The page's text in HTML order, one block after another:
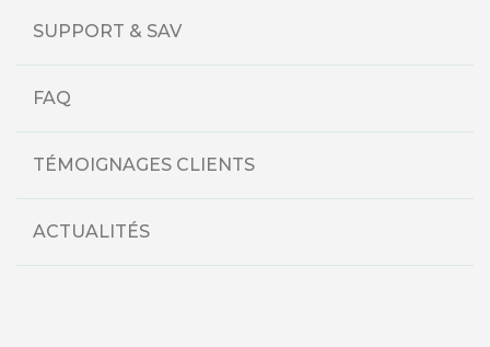
SUPPORT & SAV
FAQ
TÉMOIGNAGES CLIENTS
ACTUALITÉS